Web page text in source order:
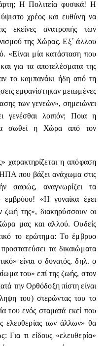
Η Πολιτεία φυσικά! Η
ύψιστο χρέος και ευθύνη να
εκείνες ανατροπής των
της Χώρας. Εξ΄ άλλου
«Είναι μία κατάσταση που
για τα αποτελέσματα της
το καμπανάκι ήδη από τη
εμφανίστηκαν μειωμένες
των γενεών», σημειώνει
γενέσθαι λοιπόν; Ποια η
να σωθεί η Χώρα από τον
χαρακτηρίζεται η απόφαση
που βάζει ανάχωμα στις
σαφώς, αναγνωρίζει τα
εμβρύου! «Η γυναίκα έχει
ζωή της», διακηρύσσουν οι
μας και αλλού. Ουδείς
το ερώτημα: Το έμβρυο
τα δικαιώματα
είναι ο δυνατός, δηλ. ο
του» επί της ζωής, στον
την Ορθόδοξη πίστη είναι
του) στερώντας του το
του ενός σταματά εκεί που
ελευθερίας των άλλων» θα
τι είδους «ελευθερία»